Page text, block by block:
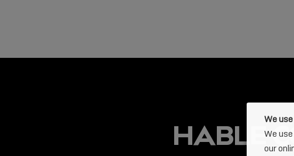
HABLE
We
We
our